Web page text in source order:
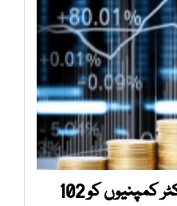
پاکستان کی پبلک سیکٹر کمپنیوں کو 102